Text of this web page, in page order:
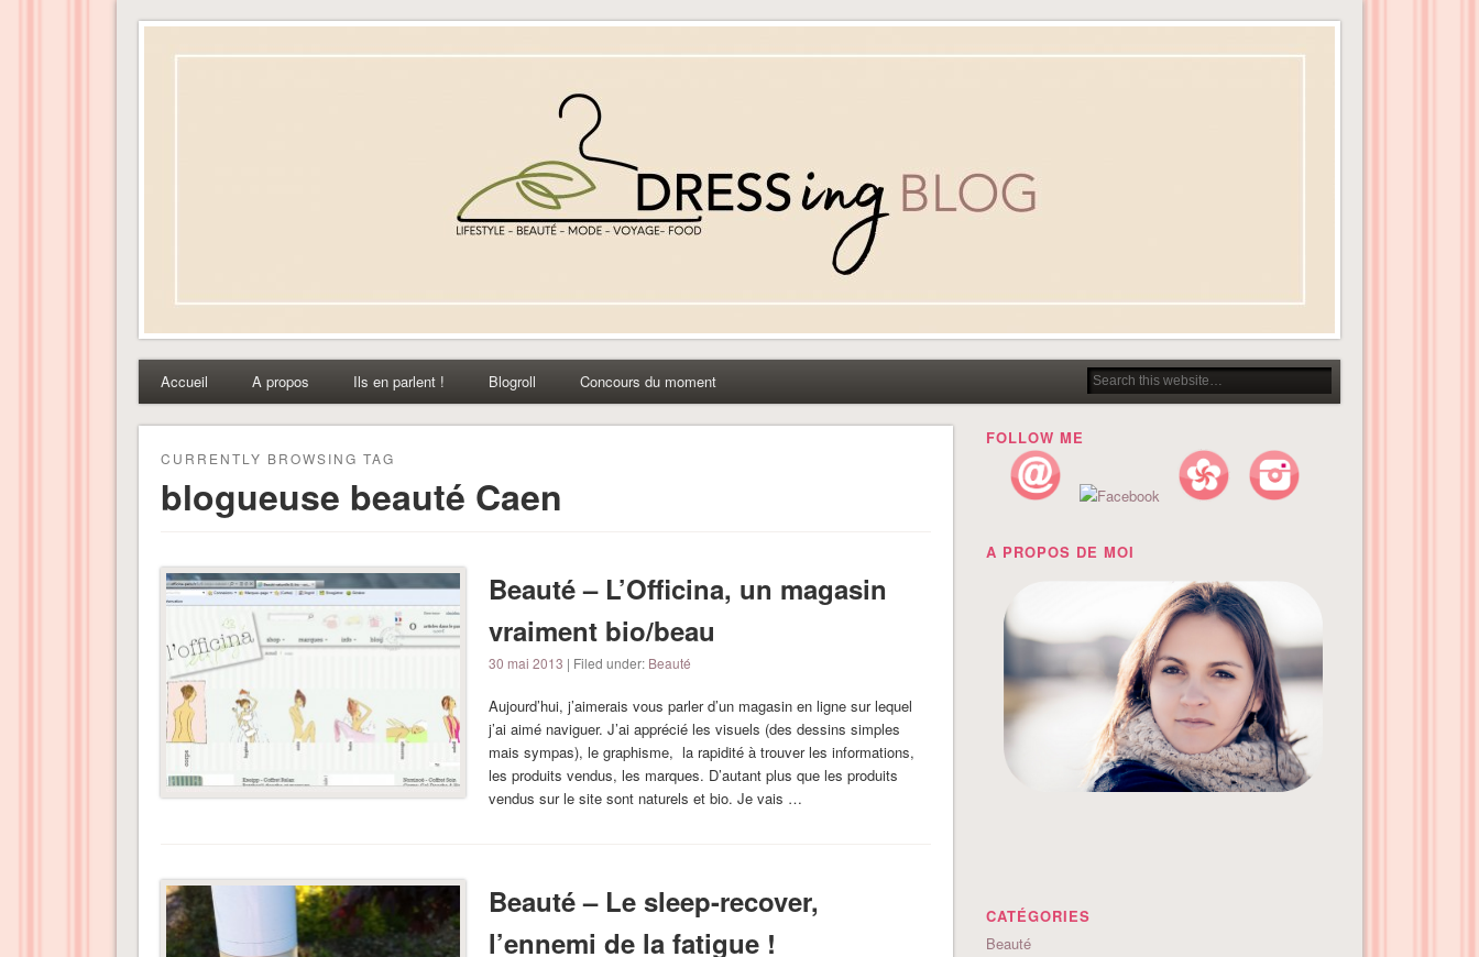
Dress-ing – Blog lifestyle beauté mode à Caen
Accueil A propos Ils en parlent ! Blogroll Concours du moment
CURRENTLY BROWSING TAG
blogueuse beauté Caen
Beauté – L’Officina, un magasin
vraiment bio/beau
30 mai 2013 | Filed under: Beauté
Aujourd’hui, j’aimerais vous parler d’un magasin en ligne sur lequel
j’ai aimé naviguer. J’ai apprécié les visuels (des dessins simples
mais sympas), le graphisme, la rapidité à trouver les informations,
les produits vendus, les marques. D’autant plus que les produits
vendus sur le site sont naturels et bio. Je vais …
Beauté – Le sleep-recover,
l’ennemi de la fatigue !
FOLLOW ME
A PROPOS DE MOI
CATÉGORIES
Beauté